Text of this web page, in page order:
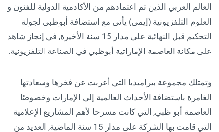
العالم العربي الذين تم اعتمادهم من الأكادمية الدولية للفنون و
العلوم التلفزيونية (إيمي) يأتي مع استضافة أبوظبي لجولة
التحكيم قبل النهائية على مدار 15 سنة الأخيرة, في إنجاز شاهد
على مكانة العاصمة الإماراتية أبوظبي في الصناعة التلفزيونية.
وتمتلك مجموعة بيراميديا التي أعربت عن فخرها وسعادتها
الغامرة باستضافة الأحداث العالمية إلى الإمارات وخصوصًا
العاصمة أبو ظبي, التي كانت مسرحا لأهم المشاريع الإعلامية
التي قامت بها الشركة على مدار 15 سنة الماضية, العديد من